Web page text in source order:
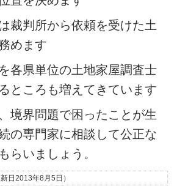
裁判所から依頼を受けた土
めます
各県単位の土地家屋調査士
ところも増えてきています
境界問題で困ったことが生
の専門家に相談して公正な
らいましょう。
新日2013年8月5日）